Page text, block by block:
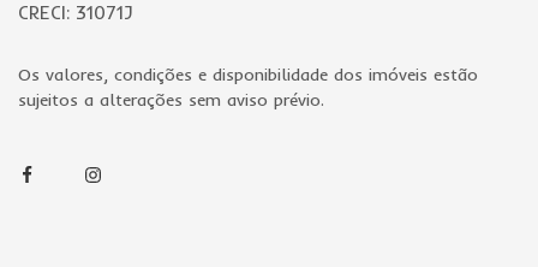
CRECI: 31071J
Os valores, condições e disponibilidade dos imóveis estão
sujeitos a alterações sem aviso prévio.
FacebookInstagram